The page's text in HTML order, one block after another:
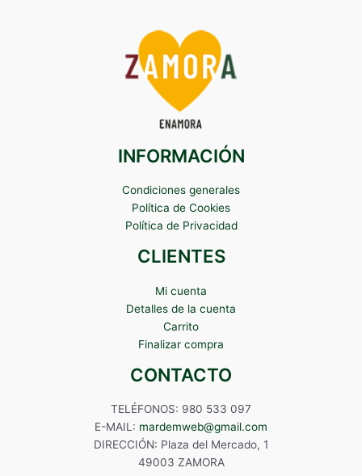
INFORMACIÓN
Condiciones generales
Política de Cookies
Política de Privacidad
CLIENTES
Mi cuenta
Detalles de la cuenta
Carrito
Finalizar compra
CONTACTO
TELÉFONOS: 980 533 097
E-MAIL: mardemweb@gmail.com
DIRECCIÓN: Plaza del Mercado, 1
49003 ZAMORA